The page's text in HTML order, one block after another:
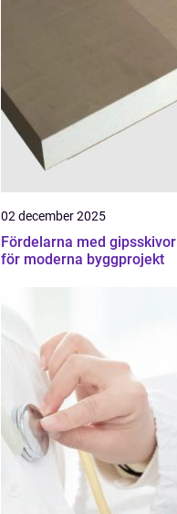
02 december 2025
Fördelarna med gipsskivor
för moderna byggprojekt